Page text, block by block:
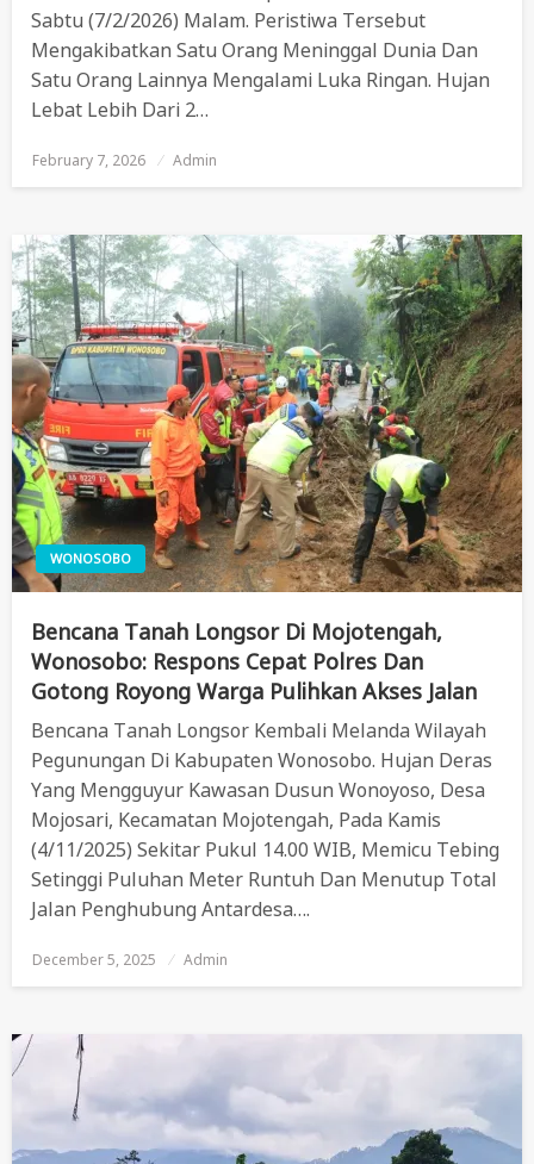
Sabtu (7/2/2026) Malam. Peristiwa Tersebut
Mengakibatkan Satu Orang Meninggal Dunia Dan
Satu Orang Lainnya Mengalami Luka Ringan. Hujan
Lebat Lebih Dari 2…
Posted
February 7, 2026 Admin
WONOSOBO
Bencana Tanah Longsor Di Mojotengah,
Wonosobo: Respons Cepat Polres Dan
Gotong Royong Warga Pulihkan Akses Jalan
Bencana Tanah Longsor Kembali Melanda Wilayah
Pegunungan Di Kabupaten Wonosobo. Hujan Deras
Yang Mengguyur Kawasan Dusun Wonoyoso, Desa
Mojosari, Kecamatan Mojotengah, Pada Kamis
(4/11/2025) Sekitar Pukul 14.00 WIB, Memicu Tebing
Setinggi Puluhan Meter Runtuh Dan Menutup Total
Jalan Penghubung Antardesa….
Posted
December 5, 2025 Admin